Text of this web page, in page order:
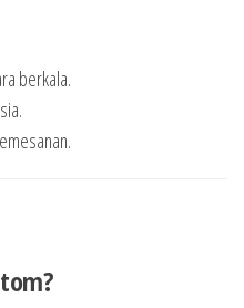
berkala.